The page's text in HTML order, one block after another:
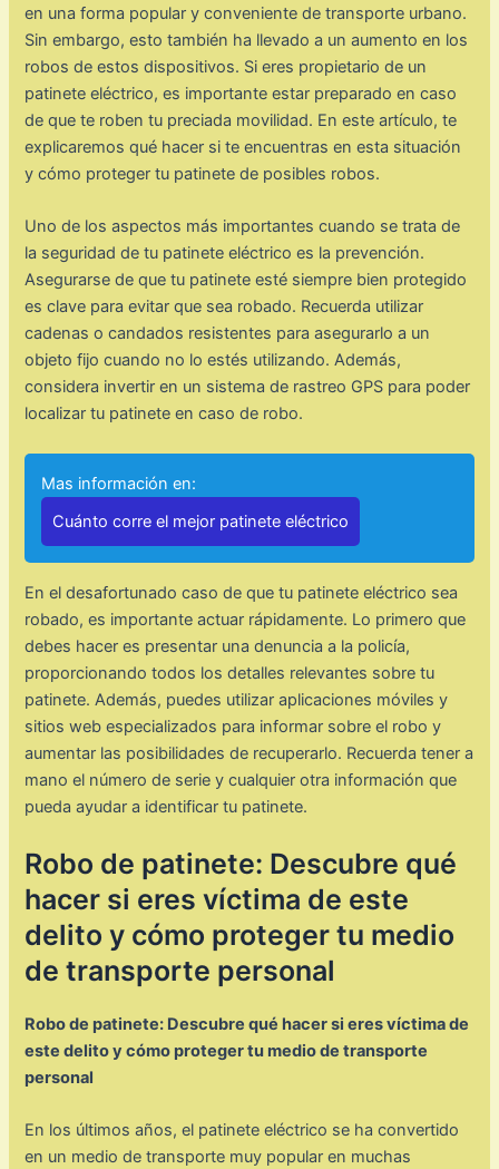
en una forma popular y conveniente de transporte urbano.
Sin embargo, esto también ha llevado a un aumento en los
robos de estos dispositivos. Si eres propietario de un
patinete eléctrico, es importante estar preparado en caso
de que te roben tu preciada movilidad. En este artículo, te
explicaremos qué hacer si te encuentras en esta situación
y cómo proteger tu patinete de posibles robos.
Uno de los aspectos más importantes cuando se trata de
la seguridad de tu patinete eléctrico es la prevención.
Asegurarse de que tu patinete esté siempre bien protegido
es clave para evitar que sea robado. Recuerda utilizar
cadenas o candados resistentes para asegurarlo a un
objeto fijo cuando no lo estés utilizando. Además,
considera invertir en un sistema de rastreo GPS para poder
localizar tu patinete en caso de robo.
Mas información en:
Cuánto corre el mejor patinete eléctrico
En el desafortunado caso de que tu patinete eléctrico sea
robado, es importante actuar rápidamente. Lo primero que
debes hacer es presentar una denuncia a la policía,
proporcionando todos los detalles relevantes sobre tu
patinete. Además, puedes utilizar aplicaciones móviles y
sitios web especializados para informar sobre el robo y
aumentar las posibilidades de recuperarlo. Recuerda tener a
mano el número de serie y cualquier otra información que
pueda ayudar a identificar tu patinete.
Robo de patinete: Descubre qué
hacer si eres víctima de este
delito y cómo proteger tu medio
de transporte personal
Robo de patinete: Descubre qué hacer si eres víctima de
este delito y cómo proteger tu medio de transporte
personal
En los últimos años, el patinete eléctrico se ha convertido
en un medio de transporte muy popular en muchas